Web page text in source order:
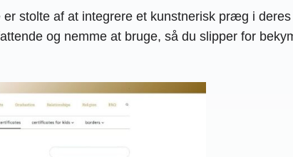
stolte af at integrere et kunstnerisk præg i
og nemme at bruge, så du slipper for